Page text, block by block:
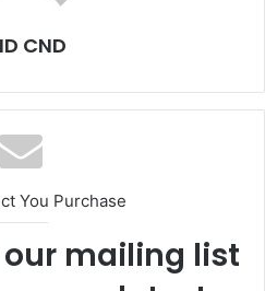
CND
You Purchase
mailing list